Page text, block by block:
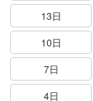
13日
10日
7日
4日